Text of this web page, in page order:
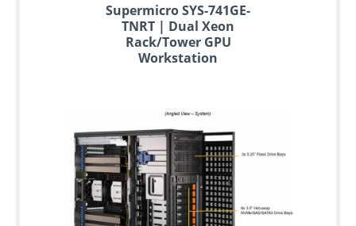
Supermicro SYS-741GE-
TNRT | Dual Xeon
Rack/Tower GPU
Workstation